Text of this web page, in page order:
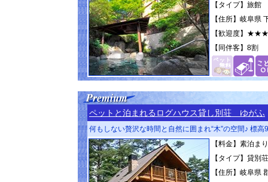
【タイプ】旅館
【住所】岐阜県
【歓迎度】
【同伴客】 8割
ペットと泊まれるログハウス貸し別荘 ゆがふ
何もしない贅沢な時間と自然に囲まれ“木”の空間♪ 標
【料金】素泊ま
【タイプ】貸別荘
【住所】岐阜県